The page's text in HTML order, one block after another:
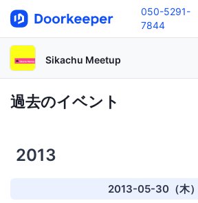
050-5291-
7844
Sikachu Meetup
過去のイベント
2013
2013-05-30（木）